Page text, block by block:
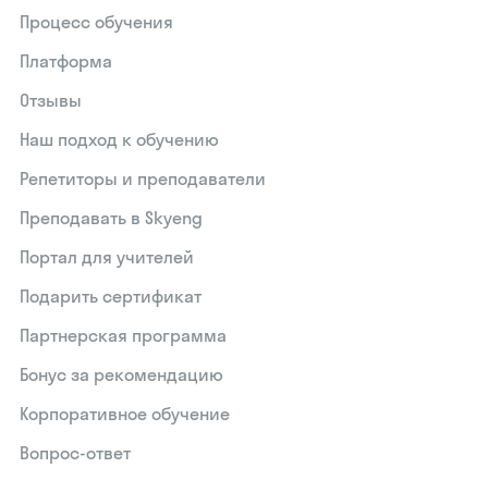
Процесс обучения
Платформа
Отзывы
Наш подход к обучению
Репетиторы и преподаватели
Преподавать в Skyeng
Портал для учителей
Подарить сертификат
Партнерская программа
Бонус за рекомендацию
Корпоративное обучение
Вопрос-ответ